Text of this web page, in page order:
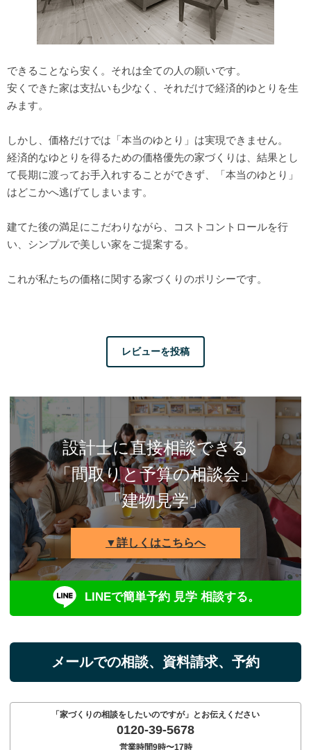
できることなら安く。それは全ての人の願いです。
安くできた家は支払いも少なく、それだけで経済的ゆとりを生
みます。
しかし、価格だけでは「本当のゆとり」は実現できません。
経済的なゆとりを得るための価格優先の家づくりは、結果とし
て長期に渡ってお手入れすることができず、「本当のゆとり」
はどこかへ逃げてしまいます。
建てた後の満足にこだわりながら、コストコントロールを行
い、シンプルで美しい家をご提案する。
これが私たちの価格に関する家づくりのポリシーです。
レビューを投稿
設計士に直接相談できる
「間取りと予算の相談会」
「建物見学」
▼詳しくはこちらへ
LINEで簡単予約 見学 相談する。
メールでの相談、資料請求、予約
「家づくりの相談をしたいのですが」とお伝えください
0120-39-5678
営業時間9時〜17時